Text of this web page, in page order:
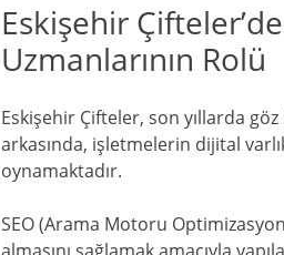
Eskişehir
Uzmanlarının Rolü
Eskişehir Çifteler, son yıllarda
arkasında, işletmelerin dijital
oynamaktadır.
SEO (Arama Motoru